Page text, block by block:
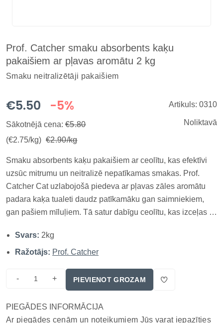
Prof. Catcher smaku absorbents kaķu
pakaišiem ar pļavas aromātu 2 kg
Smaku neitralizētāji pakaišiem
€5.50 -5%
Sākotnējā cena: €5.80
(€2.75/kg) €2.90/kg
Artikuls: 0310
Noliktavā
Smaku absorbents kaķu pakaišiem ar ceolītu, kas efektīvi
uzsūc mitrumu un neitralizē nepatīkamas smakas. Prof.
Catcher Cat uzlabojošā piedeva ar pļavas zāles aromātu
padara kaķa tualeti daudz patīkamāku gan saimniekiem,
gan pašiem mīluļiem. Tā satur dabīgu ceolītu, kas izceļas ar
vienlaikus radot svaigu un dabisku pļavas zāles aromātu.
TOP 3 ieg...
Svars: 2kg
Ražotājs: Prof. Catcher
- + PIEVIENOT GROZAM
PIEGĀDES INFORMĀCIJA
Ar piegādes cenām un noteikumiem Jūs varat iepazīties